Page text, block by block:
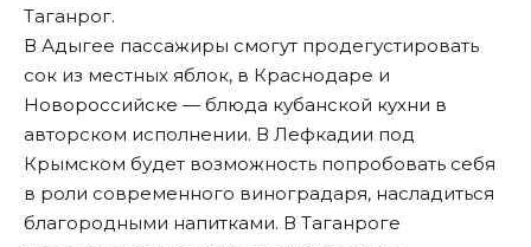
Таганрог.
В Адыгее пассажиры смогут продегустировать
сок из местных яблок, в Краснодаре и
Новороссийске — блюда кубанской кухни в
авторском исполнении. В Лефкадии под
Крымском будет возможность попробовать себя
в роли современного виноградаря, насладиться
благородными напитками. В Таганроге